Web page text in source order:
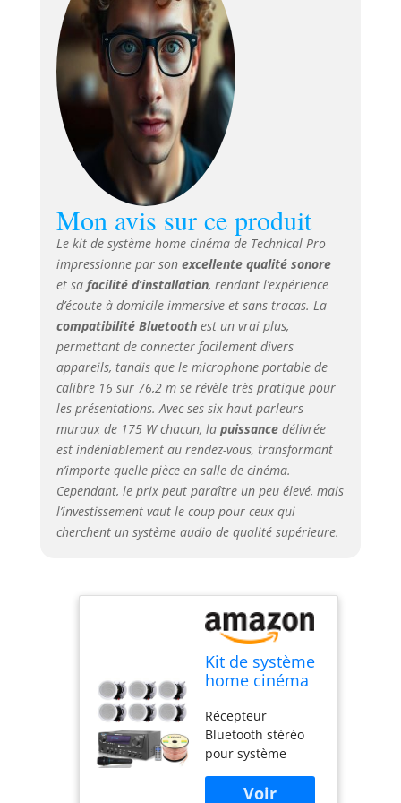
cinéma avec
télécommande. Le
récepteur
Bluetooth
Technical Pro est
compatible avec
Bluetooth avec une
portée sans fil de 9
m et fonctionne
d'aujourd'hui, y
compris
smartphone, iPad,
tablette, iPhone et
ordinateur
portable, avec un
appairage de
récepteur sans
tracas Le dispositif
d'amplification du
son du haut-
parleur dispose de
boutons nets pour
les sources audio
et les sélecteurs,
d'un bouton rotatif
pour l'égalisation
boutons lumineux
à LED bleues pour
une haute visibilité
La paire de haut-
plafond haute
performance de
13,2 cm dispose de
deux façons
d'installation :
Mon avis sur ce produit
Le kit de système home cinéma de Technical Pro
impressionne par son excellente qualité sonore
et sa facilité d’installation, rendant l’expérience
d’écoute à domicile immersive et sans tracas. La
compatibilité Bluetoothest un vrai plus,
permettant de connecter facilement divers
appareils, tandis que le microphone portable de
calibre 16 sur 76,2 m se révèle très pratique pour
les présentations. Avec ses six haut-parleurs
muraux de 175 W chacun, la puissancedélivrée
est indéniablement au rendez-vous, transformant
n’importe quelle pièce en salle de cinéma.
Cependant, le prix peut paraître un peu élevé, mais
l’investissement vaut le coup pour ceux qui
cherchent un système audio de qualité supérieure.
Kit de système
home cinéma
récepteur
Bluetooth avec
6 haut-parleurs
muraux de 175
W chacun et
Récepteur
Bluetooth stéréo
pour système
offre une